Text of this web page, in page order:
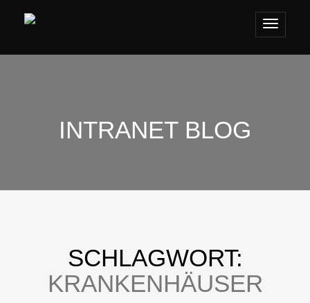
Toggle
INTRANET BLOG
SCHLAGWORT:
KRANKENHÄUSER